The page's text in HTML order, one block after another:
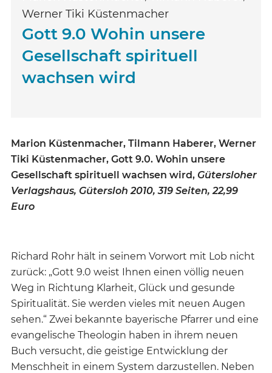
Werner Tiki Küstenmacher
Gott 9.0 Wohin unsere
Gesellschaft spirituell
wachsen wird
Marion Küstenmacher, Tilmann Haberer, Werner
Tiki Küstenmacher, Gott 9.0. Wohin unsere
Gesellschaft spirituell wachsen wird, Gütersloher
Verlagshaus, Gütersloh 2010, 319 Seiten, 22,99
Euro
Richard Rohr hält in seinem Vorwort mit Lob nicht
zurück: „Gott 9.0 weist Ihnen einen völlig neuen
Weg in Richtung Klarheit, Glück und gesunde
Spiritualität. Sie werden vieles mit neuen Augen
sehen.“ Zwei bekannte bayerische Pfarrer und eine
evangelische Theologin haben in ihrem neuen
Buch versucht, die geistige Entwicklung der
Menschheit in einem System darzustellen. Neben